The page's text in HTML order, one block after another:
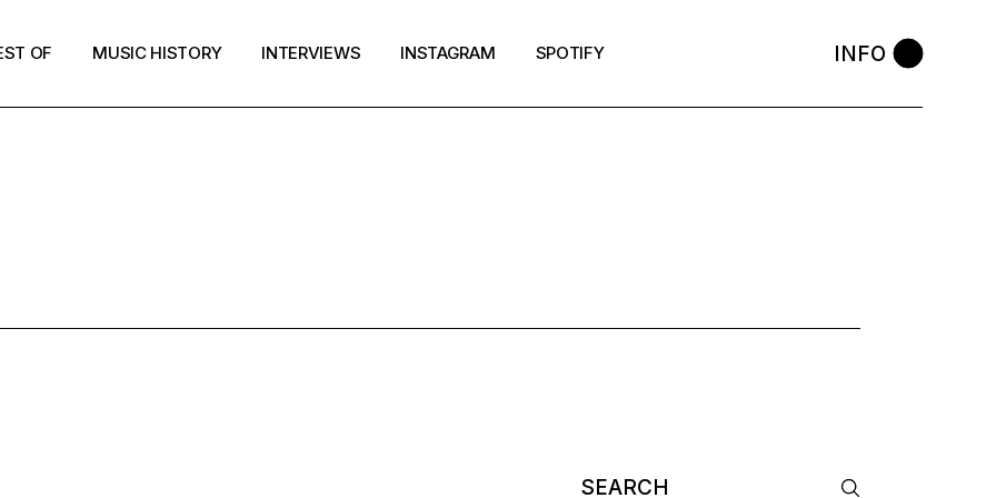
OF MUSIC HISTORY INTERVIEWS INSTAGRAM SPOTIFY INFO
Search